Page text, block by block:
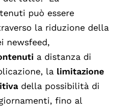
può essere
la riduzione della
newsfeed,
a distanza di
la limitazione
della possibilità di
fino al